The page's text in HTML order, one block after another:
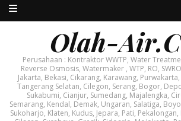
Olah-
Perusahaan : Kontraktor WWTP, Water
Reverse Osmosis, Watermaker , WTP, RO,
Jakarta, Bekasi, Cikarang, Karawang,
Tangerang Selatan, Cilegon, Serang, Bogor,
Sukabumi, Cianjur, Sumedang, Majalengka,
Semarang, Kendal, Demak, Ungaran, Salatiga,
Sukoharjo, Klaten, Kudus, Jepara, Pati,